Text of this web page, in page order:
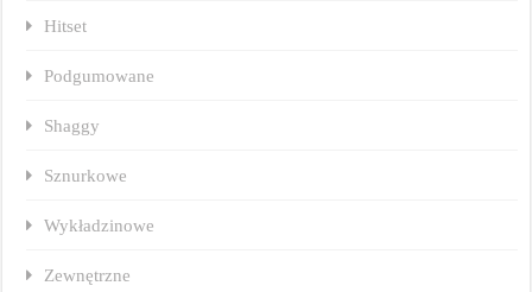
Hitset
Podgumowane
Shaggy
Sznurkowe
Wykładzinowe
Zewnętrzne